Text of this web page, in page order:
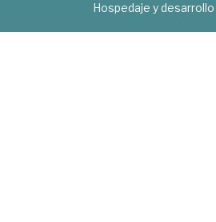
Hospedaje y desarrollo